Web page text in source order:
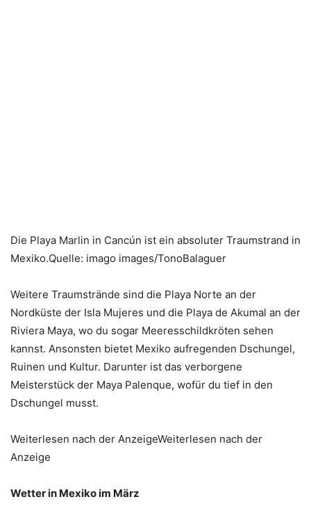
Die Playa Marlin in Cancún ist ein absoluter Traumstrand in
Mexiko.Quelle: imago images/TonoBalaguer
Weitere Traumstrände sind die Playa Norte an der
Nordküste der Isla Mujeres und die Playa de Akumal an der
Riviera Maya, wo du sogar Meeresschildkröten sehen
kannst. Ansonsten bietet Mexiko aufregenden Dschungel,
Ruinen und Kultur. Darunter ist das verborgene
Meisterstück der Maya Palenque, wofür du tief in den
Dschungel musst.
Weiterlesen nach der AnzeigeWeiterlesen nach der
Anzeige
Wetter in Mexiko im März